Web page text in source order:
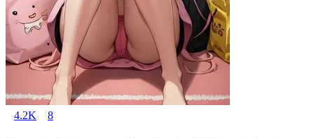
4.2K 8